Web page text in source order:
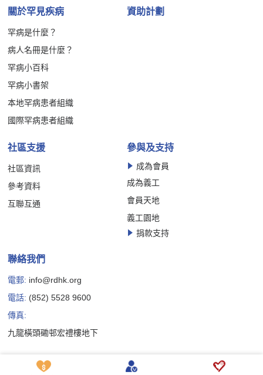
關於罕見疾病
罕病是什麼？
病人名冊是什麼？
罕病小百科
罕病小書架
本地罕病患者組織
國際罕病患者組織
資助計劃
社區支援
社區資訊
參考資料
互聯互通
參與及支持
成為會員
成為義工
會員天地
義工園地
捐款支持
聯絡我們
電郵: info@rdhk.org
電話: (852) 5528 9600
傳真:
九龍橫頭磡邨宏禮樓地下
Copyright © 香港罕見疾病聯盟有限公司版權所有
私隱政策聲明
Cookie 政策聲明